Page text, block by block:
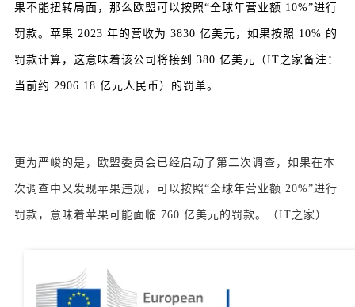
果不能扭转局面，那么欧盟可以按照“全球年营业额 10%”进行
罚款。苹果 2023 年的营收为 3830 亿美元，如果按照 10% 的
罚款计算，这意味着该公司将接到 380 亿美元（IT之家备注：
当前约 2906.18 亿元人民币）的罚单。
更为严峻的是，欧盟委员会已经启动了第二次调查，如果在本
次调查中又发现苹果违规，可以按照“全球年营业额 20%”进行
罚款，意味着苹果可能面临 760 亿美元的罚款。（IT之家 ）